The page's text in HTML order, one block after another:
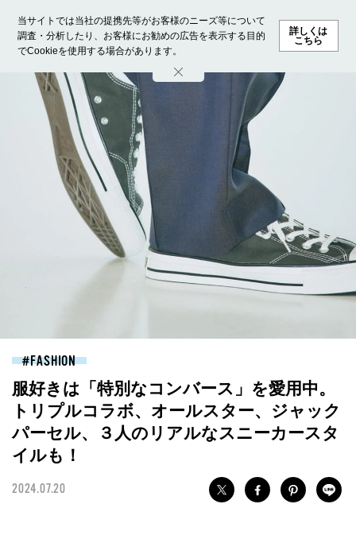
当サイトでは当社の提携先等がお客様のニーズ等について
調査・分析したり、お客様にお勧めの広告を表示する目的
でCookieを使用する場合があります。
詳しくは
こちら
ホーム モデル募集 ランキング ファッション ビューテ
FASHION
服好きは「特別なコンバース」を愛用中。
トリプルコラボ、オールスター、ジャック
パーセル、３人のリアルなスニーカースタ
イルも！
2024.07.20